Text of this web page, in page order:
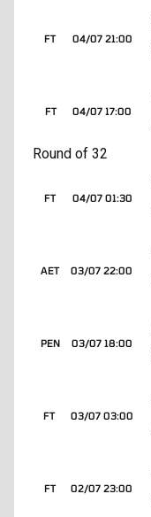
04/07 21:00
FT
04/07 17:00
FT
Round of 32
04/07 01:30
FT
03/07 22:00
AET
03/07 18:00
PEN
03/07 03:00
FT
02/07 23:00
FT